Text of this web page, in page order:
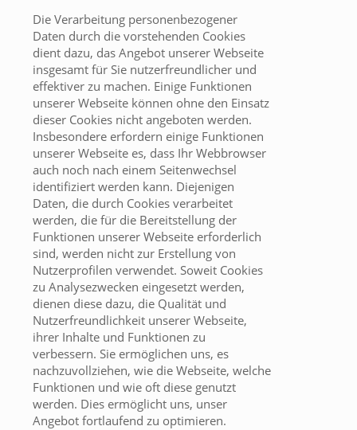
Die Verarbeitung personenbezogener
Daten durch die vorstehenden Cookies
dient dazu, das Angebot unserer Webseite
insgesamt für Sie nutzerfreundlicher und
effektiver zu machen. Einige Funktionen
unserer Webseite können ohne den Einsatz
dieser Cookies nicht angeboten werden.
Insbesondere erfordern einige Funktionen
unserer Webseite es, dass Ihr Webbrowser
auch noch nach einem Seitenwechsel
identifiziert werden kann. Diejenigen
Daten, die durch Cookies verarbeitet
werden, die für die Bereitstellung der
Funktionen unserer Webseite erforderlich
sind, werden nicht zur Erstellung von
Nutzerprofilen verwendet. Soweit Cookies
zu Analysezwecken eingesetzt werden,
dienen diese dazu, die Qualität und
Nutzerfreundlichkeit unserer Webseite,
ihrer Inhalte und Funktionen zu
verbessern. Sie ermöglichen uns, es
nachzuvollziehen, wie die Webseite, welche
Funktionen und wie oft diese genutzt
werden. Dies ermöglicht uns, unser
Angebot fortlaufend zu optimieren.